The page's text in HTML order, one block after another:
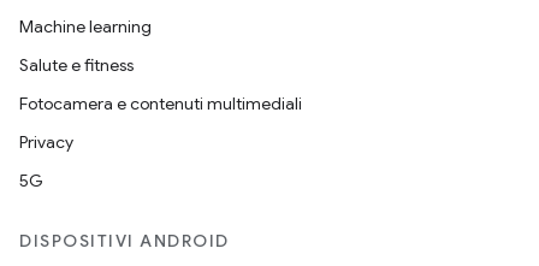
Machine learning
Salute e fitness
Fotocamera e contenuti multimediali
Privacy
5G
DISPOSITIVI ANDROID